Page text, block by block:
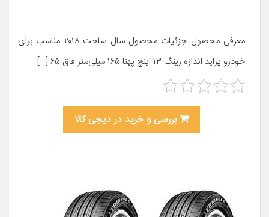
معرفی محصول جزئیات محصول سال ساخت ۲۰۱۸ مناسب برای
خودرو پراید اندازه رینگ ۱۳ اینچ پهنا ۱۶۵ میلی‌متر فاق ۶۵ […]
بررسی و خرید در دیجی کالا